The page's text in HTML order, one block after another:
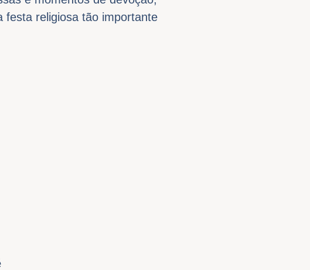
festa religiosa tão importante